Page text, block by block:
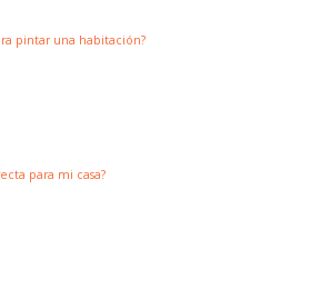
pintar una habitación?
para mi casa?